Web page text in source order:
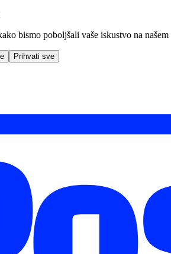
bismo poboljšali vaše iskustvo na
Prihvati sve